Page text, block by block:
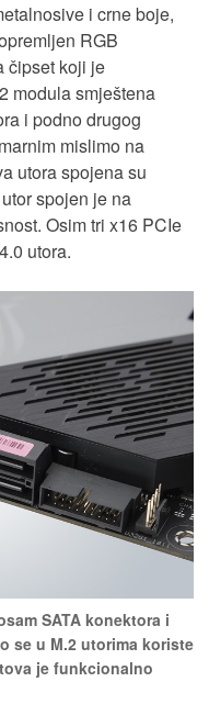
i crne boje,
RGB
čipset koji je
modula smještena
i podno drugog
mislimo na
utora spojena su
spojen je na
Osim tri x16 PCIe
utora.
SATA konektora i
se u M.2 utorima koriste
je funkcionalno